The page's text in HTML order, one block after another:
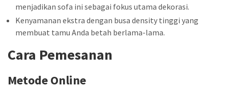
menjadikan sofa ini sebagai fokus utama dekorasi.
Kenyamanan ekstra dengan busa density tinggi yang
membuat tamu Anda betah berlama-lama.
Cara Pemesanan
Metode Online